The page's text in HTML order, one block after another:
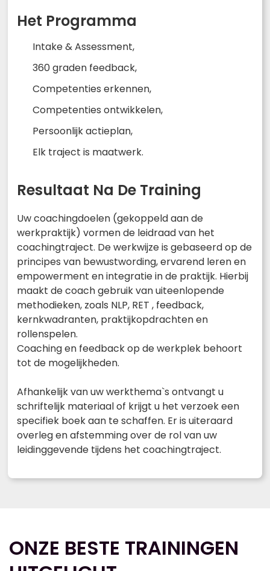
Het Programma
Intake & Assessment,
360 graden feedback,
Competenties erkennen,
Competenties ontwikkelen,
Persoonlijk actieplan,
Elk traject is maatwerk.
Resultaat Na De Training
Uw coachingdoelen (gekoppeld aan de
werkpraktijk) vormen de leidraad van het
coachingtraject. De werkwijze is gebaseerd op de
principes van bewustwording, ervarend leren en
empowerment en integratie in de praktijk. Hierbij
maakt de coach gebruik van uiteenlopende
methodieken, zoals NLP, RET , feedback,
kernkwadranten, praktijkopdrachten en
rollenspelen.
Coaching en feedback op de werkplek behoort
tot de mogelijkheden.
Afhankelijk van uw werkthema`s ontvangt u
schriftelijk materiaal of krijgt u het verzoek een
specifiek boek aan te schaffen. Er is uiteraard
overleg en afstemming over de rol van uw
leidinggevende tijdens het coachingtraject.
ONZE BESTE TRAININGEN